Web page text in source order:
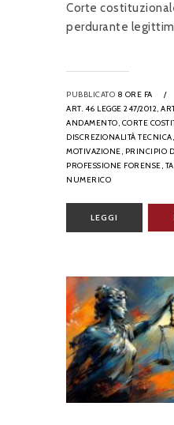
Corte
perdurante
PUBBLICATO 8 ORE FA /
ART. 46 LEGGE 247/2012,
ANDAMENTO, CORTE
DISCREZIONALITÀ TECNICA,
MOTIVAZIONE, PRINCIPIO
PROFESSIONE FORENSE,
NUMERICO
LEGGI